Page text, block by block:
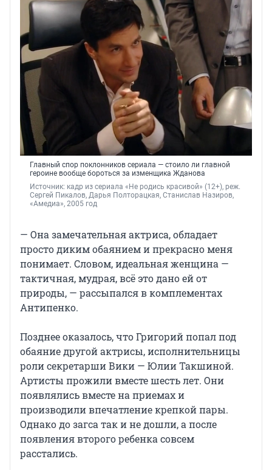
Главный спор поклонников сериала — стоило ли главной
героине вообще бороться за изменщика Жданова
Источник: кадр из сериала «Не родись красивой» (12+), реж.
Сергей Пикалов, Дарья Полторацкая, Станислав Назиров,
«Амедиа», 2005 год
— Она замечательная актриса, обладает
просто диким обаянием и прекрасно меня
понимает. Словом, идеальная женщина —
тактичная, мудрая, всё это дано ей от
природы, — рассыпался в комплементах
Антипенко.
Позднее оказалось, что Григорий попал под
обаяние другой актрисы, исполнительницы
роли секретарши Вики — Юлии Такшиной.
Артисты прожили вместе шесть лет. Они
появлялись вместе на приемах и
производили впечатление крепкой пары.
Однако до загса так и не дошли, а после
появления второго ребенка совсем
расстались.